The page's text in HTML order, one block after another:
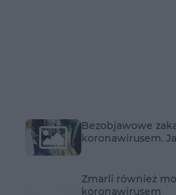
Bezobjawowe
koronawirusem.
Zmarli również
koronawirusem